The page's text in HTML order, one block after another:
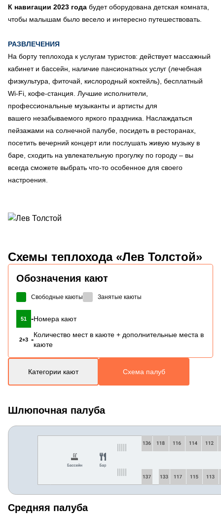
К навигации 2023 года будет оборудована детская комната,
чтобы малышам было весело и интересно путешествовать.
РАЗВЛЕЧЕНИЯ
На борту теплохода к услугам туристов: действует массажный
кабинет и бассейн, наличие пансионатных услуг (лечебная
физкультура, фиточай, кислородный коктейль), бесплатный
Wi-Fi, кофе-станция. Лучшие исполнители,
профессиональные музыканты и артисты для
вашего незабываемого яркого праздника. Наслаждаться
пейзажами на солнечной палубе, посидеть в ресторанах,
посетить вечерний концерт или послушать живую музыку в
баре, сходить на увлекательную прогулку по городу – вы
всегда сможете выбрать что-то особенное для своего
настроения.
Схемы теплохода «Лев Толстой»
Обозначения кают
Свободные каюты Занятые каюты
51 -Номера кают
2+3 -
Количество мест в каюте + дополнительные места в
каюте
Категории кают Схема палуб
Шлюпочная палуба
Средняя палуба